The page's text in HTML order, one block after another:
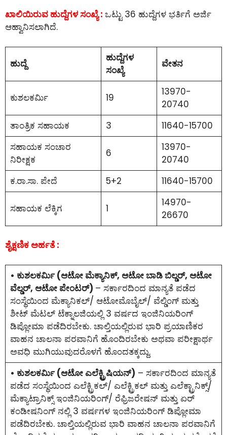
ಖಾಲಿಯಿರುವ ಹುದ್ದೆಗಳ ಸಂಖ್ಯೆ : ಒಟ್ಟು 36 ಹುದ್ದೆಗಳ ಭರ್ತಿಗೆ ಅರ್ಜಿ
ಆಹ್ವಾನಿಸಲಾಗಿದೆ.
ಹುದ್ದೆ
ಹುದ್ದೆಗಳ
ಸಂಖ್ಯೆ
ವೇತನ
ಕುಶಲಕರ್ಮಿ 19
13970-
20740
ತಾಂತ್ರಿಕ ಸಹಾಯಕ
3
11640-15700
ಸಹಾಯಕ ಸಂಚಾರ
ನಿರೀಕ್ಷಕ
6
13970-
20740
ಕ.ರಾ.ಸಾ. ಪೇದೆ
5+2 11640-15700
ಸಹಾಯಕ ಲೆಕ್ಕಿಗ 1
14970-
26670
ಶೈಕ್ಷಣಿಕ ಅರ್ಹತೆ :
• ಕುಶಲಕರ್ಮಿ (ಆಟೋ ಮೆಕ್ಯಾನಿಕ್, ಆಟೋ ಬಾಡಿ ಬಿಲ್ಡರ್, ಆಟೋ
ವೆಲ್ಡರ್, ಆಟೋ ಪೇಂಟರ್) – ಸರ್ಕಾರದಿಂದ ಮಾನ್ಯತೆ ಪಡೆದ
ಸಂಸ್ಥೆಯಿಂದ ಮೆಕ್ಯಾನಿಕಲ್/ ಆಟೋಮೊಬೈಲ್/ ವೆಲ್ಡಿಂಗ್ ಮತ್ತು
ಶೀಟ್ ಮೆಟಲ್ ಟೆಕ್ನಾಲಜಿಯಲ್ಲಿ 3 ವರ್ಷದ ಇಂಜಿನಿಯರಿಂಗ್
ಡಿಪ್ಲೋಮಾ ಪಡೆದಿರಬೇಕು. ಚಾಲ್ತಿಯಲ್ಲಿರುವ ಭಾರಿ ಪ್ರಯಾಣಿಕರ
ವಾಹನ ಚಾಲನಾ ಪರವಾನಿಗೆ ಹೊಂದಿರಬೇಕು ಅಥವಾ ಪರೀಕ್ಷಾರ್ಥ
ಅವಧಿ ಮುಗಿಯುವುದರೊಳಗೆ ಹೊಂದತಕ್ಕದ್ದು.
• ಕುಶಲಕರ್ಮಿ (ಆಟೋ ಎಲೆಕ್ಟ್ರಿಷಿಯನ್) – ಸರ್ಕಾರದಿಂದ ಮಾನ್ಯತೆ
ಪಡೆದ ಸಂಸ್ಥೆಯಿಂದ ಎಲೆಕ್ಟ್ರಿಕಲ್/ ಎಲೆಕ್ಟ್ರಿಕಲ್ ಮತ್ತು ಎಲೆಕ್ಟ್ರಾನಿಕ್ಸ್/
ಮೆಕ್ಯಾಟ್ರಾನಿಕ್ಸ್ ಇಂಜಿನಿಯರಿಂಗ್/ ರೆಫ್ರಿಜರೇಷನ್ ಮತ್ತು ಏರ್
ಕಂಡೀಷನಿಂಗ್ ನಲ್ಲಿ 3 ವರ್ಷಗಳ ಇಂಜಿನಿಯರಿಂಗ್ ಡಿಪ್ಲೋಮಾ
ಪಡೆದಿರಬೇಕು. ಚಾಲ್ತಿಯಲ್ಲಿರುವ ಭಾರಿ ವಾಹನ ಚಾಲನಾ ಪರವಾನಿಗೆ